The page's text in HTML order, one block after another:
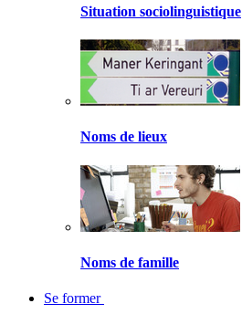
Situation sociolinguistique
Noms de lieux
Noms de famille
Se former